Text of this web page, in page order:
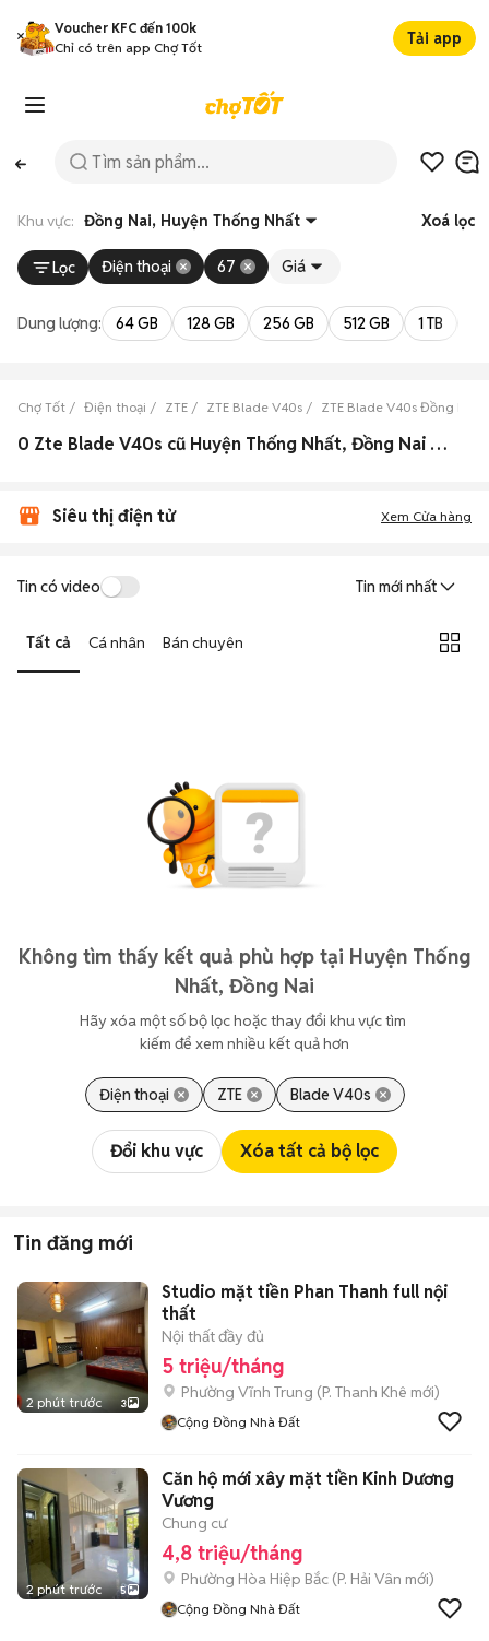
Voucher KFC đến 100k
Chỉ có trên app Chợ Tốt
Tải app
Khu vực: Đồng Nai, Huyện Thống Nhất Xoá lọc
Lọc Điện thoại 67 Giá
Dung lượng: 64 GB 128 GB 256 GB 512 GB 1 TB
Chợ Tốt Điện thoại ZTE ZTE Blade V40s ZTE Blade V40s Đồng Nai
0 Zte Blade V40s cũ Huyện Thống Nhất, Đồng Nai đẹp
Siêu thị điện tử Xem Cửa hàng
Tin có video Tin mới nhất
Tất cả Cá nhân Bán chuyên
Không tìm thấy kết quả phù hợp tại Huyện Thống
Nhất, Đồng Nai
Hãy xóa một số bộ lọc hoặc thay đổi khu vực tìm
kiếm để xem nhiều kết quả hơn
Điện thoại ZTE Blade V40s
Đổi khu vực Xóa tất cả bộ lọc
Tin đăng mới
2 phút trước 3
Studio mặt tiền Phan Thanh full nội
thất
Nội thất đầy đủ
5 triệu/tháng
Phường Vĩnh Trung (P. Thanh Khê mới)
Cộng Đồng Nhà Đất
2 phút trước 5
Căn hộ mới xây mặt tiền Kinh Dương
Vương
Chung cư
4,8 triệu/tháng
Phường Hòa Hiệp Bắc (P. Hải Vân mới)
Cộng Đồng Nhà Đất